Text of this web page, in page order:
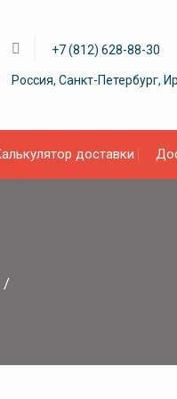
+7 (812) 628-88-30
Россия, Санкт-Петербург,
доставки